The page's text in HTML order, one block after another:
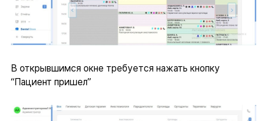
В открывшимся окне требуется нажать кнопку
“Пациент пришел”